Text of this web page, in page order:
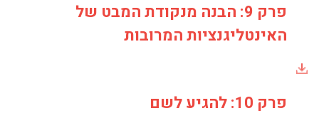
פרק 9: הבנה מנקודת המבט של
האינטליגנציות המרובות
פרק 10: להגיע לשם